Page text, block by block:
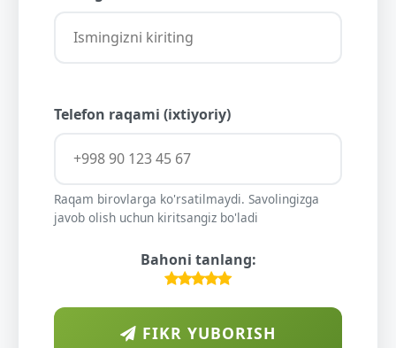
Telefon raqami (ixtiyoriy)
Raqam birovlarga ko'rsatilmaydi. Savolingizga
javob olish uchun kiritsangiz bo'ladi
Bahoni tanlang:
FIKR YUBORISH